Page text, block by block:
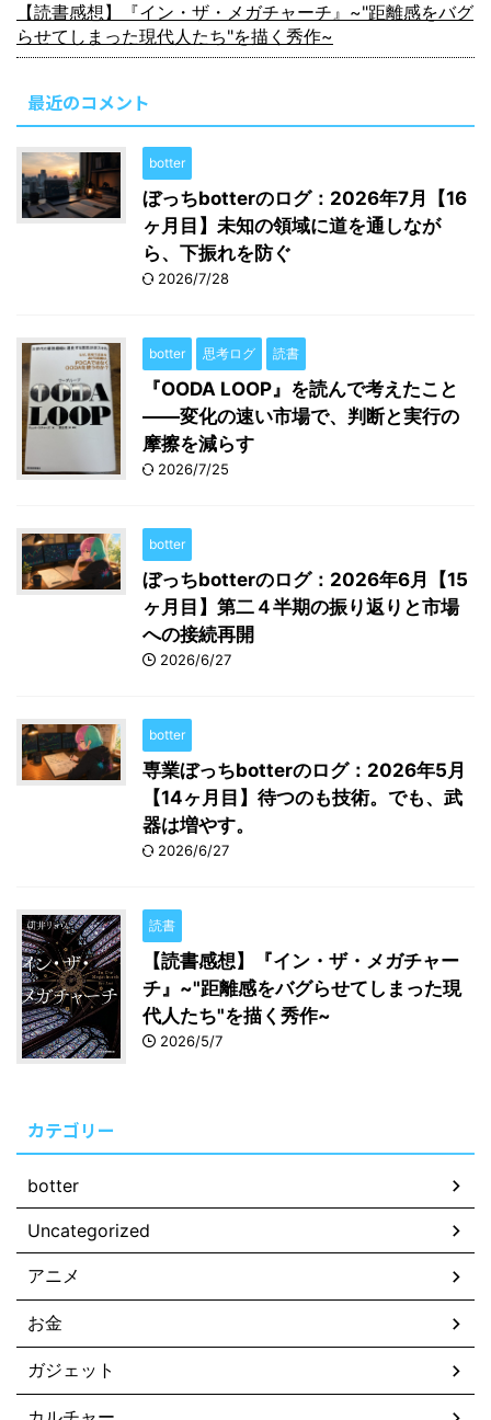
【読書感想】『イン・ザ・メガチャーチ』~"距離感をバグ
らせてしまった現代人たち"を描く秀作~
最近のコメント
botter
ぼっちbotterのログ：2026年7月【16
ヶ月目】未知の領域に道を通しなが
ら、下振れを防ぐ
2026/7/28
botter 思考ログ 読書
『OODA LOOP』を読んで考えたこと
――変化の速い市場で、判断と実行の
摩擦を減らす
2026/7/25
botter
ぼっちbotterのログ：2026年6月【15
ヶ月目】第二４半期の振り返りと市場
への接続再開
2026/6/27
botter
専業ぼっちbotterのログ：2026年5月
【14ヶ月目】待つのも技術。でも、武
器は増やす。
2026/6/27
読書
【読書感想】『イン・ザ・メガチャー
チ』~"距離感をバグらせてしまった現
代人たち"を描く秀作~
2026/5/7
カテゴリー
botter
Uncategorized
アニメ
お金
ガジェット